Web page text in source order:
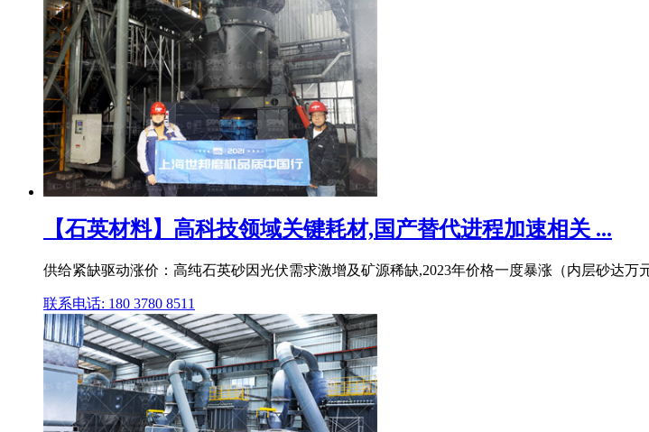
【石英材料】高科技领域关键耗材,国产替代进程加速相关 ...
供给紧缺驱动涨价：高纯石英砂因光伏需求激增及矿源稀缺,2023年价格一度暴涨（内层砂达
联系电话: 180 3780 8511